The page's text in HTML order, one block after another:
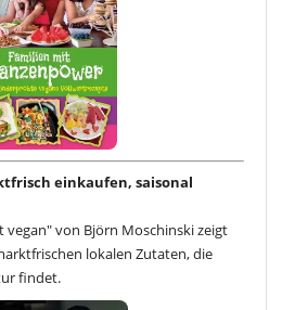
einkaufen, saisonal
vegan" von Björn Moschinski zeigt
lokalen Zutaten, die
findet.